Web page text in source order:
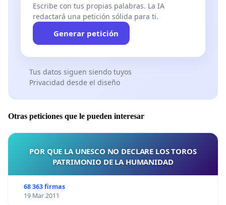
para explorar la viabilidad de traer una exposición a
la Ciudad de México.
​México, con su vibrante escena artística y su gran
base de seguidores de BTS, es el destino ideal para
esta colaboración única. Estamos seguros de que,
con su experiencia y prestigio, podrían ser la
​Quedamos a su disposición para cualquier reunión,
información adicional o para mostrar el inmenso
apoyo que existe en la comunidad para esta
Escribe con tus propias palabras. La IA
redactará una petición sólida para ti.
Generar petición
Tus datos siguen siendo tuyos
Privacidad desde el diseño
Otras peticiones que le pueden interesar
POR QUE LA UNESCO NO DECLARE LOS TOROS
PATRIMONIO DE LA HUMANIDAD
68 363 firmas
19 Mar 2011